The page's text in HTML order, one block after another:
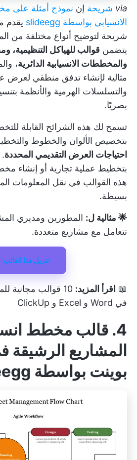
via شريحة إن
الانسيابي بواسطة slideegg
شريحة لتوضيح أنواع مختلفة من
يتضمن قوالب للهياكل
والمخططات الانسيابية الدائرية،
مثالية لإنشاء تدفق منطقي لعرض
والتسلسلات الهرمية والأنظمة
بصريًا.
تسمح لك هذه الشرائح القابلة
بتخصيص الألوان والخطوط
احتياجات العرض التقديمي المحددة.
بتخطيط عملية تجارية أو إنشاء
هذه القوالب في نقل المعلومات
بسيطة.
🌟 مثالية ل: المطورين ومديري
تتعامل مع مشاريع متعددة.
تنزيل هذا القالب
📖 اقرأ المزيد:
10 قوالب مجانية
في Word و Excel و ClickUp
4. قالب مخطط
المشاريع الرشيقة
بوينت بواسطة slideegg